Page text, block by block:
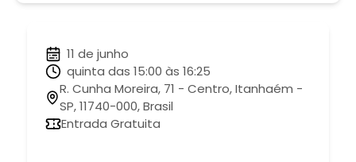
11 de junho
quinta das 15:00 às 16:25
R. Cunha Moreira, 71 - Centro, Itanhaém -
SP, 11740-000, Brasil
Entrada Gratuita